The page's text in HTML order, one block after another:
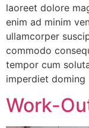
laoreet dolore
enim ad minim
ullamcorper
commodo
tempor cum
imperdiet
Work-